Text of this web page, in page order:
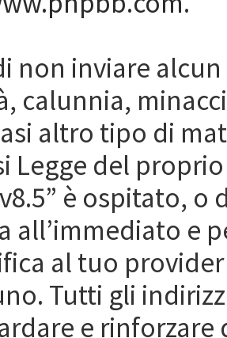
non inviare
calunnia,
altro tipo di
Legge del
è ospitato, o
all’immediato e
al tuo
Tutti gli
e